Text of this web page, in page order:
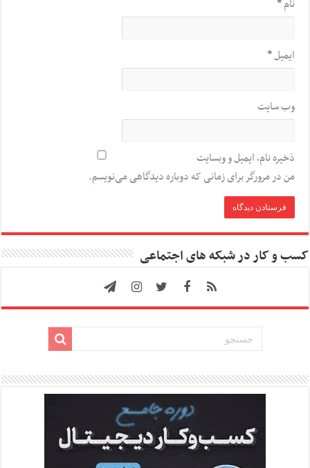
نام*
ایمیل*
وب‌ سایت
ذخیره نام، ایمیل و وبسایت
من در مرورگر برای زمانی که دوباره دیدگاهی می‌نویسم.
کسب و کار در شبکه های اجتماعی